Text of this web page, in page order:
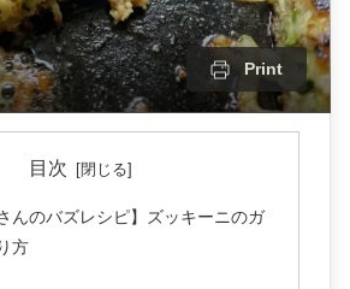
Print
目次
んのバズレシピ】ズッキーニのガ
方